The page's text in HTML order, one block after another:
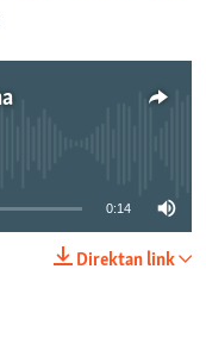
available
0:14
Direktan link